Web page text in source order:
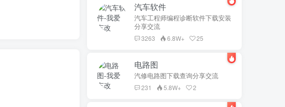
汽车软件
汽车工程师编程诊断软件下载安装
分享交流
3263 6.8W+ 25
电路图
汽修电路图下载查询分享交流
231 5.8W+ 2